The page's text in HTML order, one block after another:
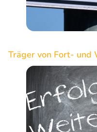
Träger von Fort- und